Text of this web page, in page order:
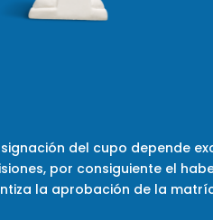
del cupo depende
por consiguiente el
la aprobación de la